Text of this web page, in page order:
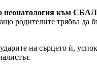
неонатология към
родителите трябва да
на сърцето ѝ,